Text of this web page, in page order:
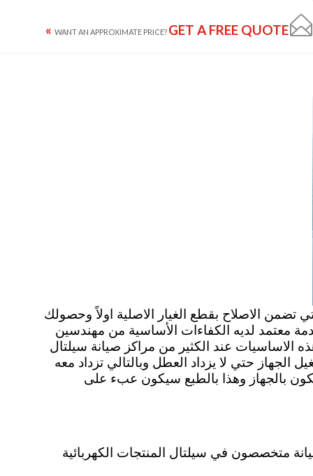

GET A FREE QUOTE »
تضمن الاصلاح بقطع الغيار الاصلية اولاً وحصولك
معتمد لديه الكفاءات الأساسية من مهندسين
الاساسيات عند الكثير من مراكز صيانة سيلتال
حتي لا يزداد العطل وبالتالي تزداد معه
بالجهاز وهذا بالطبع سيكون عبء على
متخصصون في سيلتال المنتجات الكهربائية